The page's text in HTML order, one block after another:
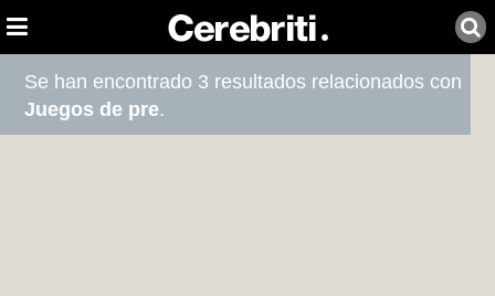
Se han encontrado 3 resultados relacionados con
Juegos de pre.